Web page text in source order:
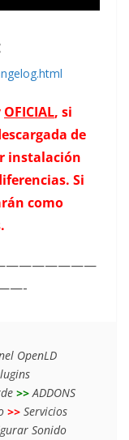
OFICIAL, si
de
instalación
Si
como
OpenLD
>> ADDONS
>> Servicios
Sonido